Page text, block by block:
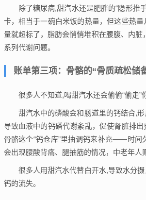
除了糖尿病,甜汽水还是肥胖的“隐形推
卡，相当于一碗白米饭的热量，但这些热
量就超标了，脂肪会悄悄堆积在腰腹、内脏
系列代谢问题。
账单第三项：骨骼的“骨质疏松储
很多人不知道,喝甜汽水还会偷偷“偷走”
甜汽水中的磷酸会和肠道里的钙结合,
导致血液中的钙磷代谢紊乱，促使肾脏排
骨骼这个“钙仓库”里抽调钙来补充——时间
会出现腰酸背痛、腿抽筋的情况，中老年人
很多人用甜汽水代替白开水,导致水分
钙的流失。